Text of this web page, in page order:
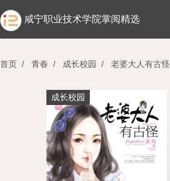
咸宁职业技术学院掌阅精选
首页 / 青春 / 成长校园 / 老婆大人有古怪
成长校园